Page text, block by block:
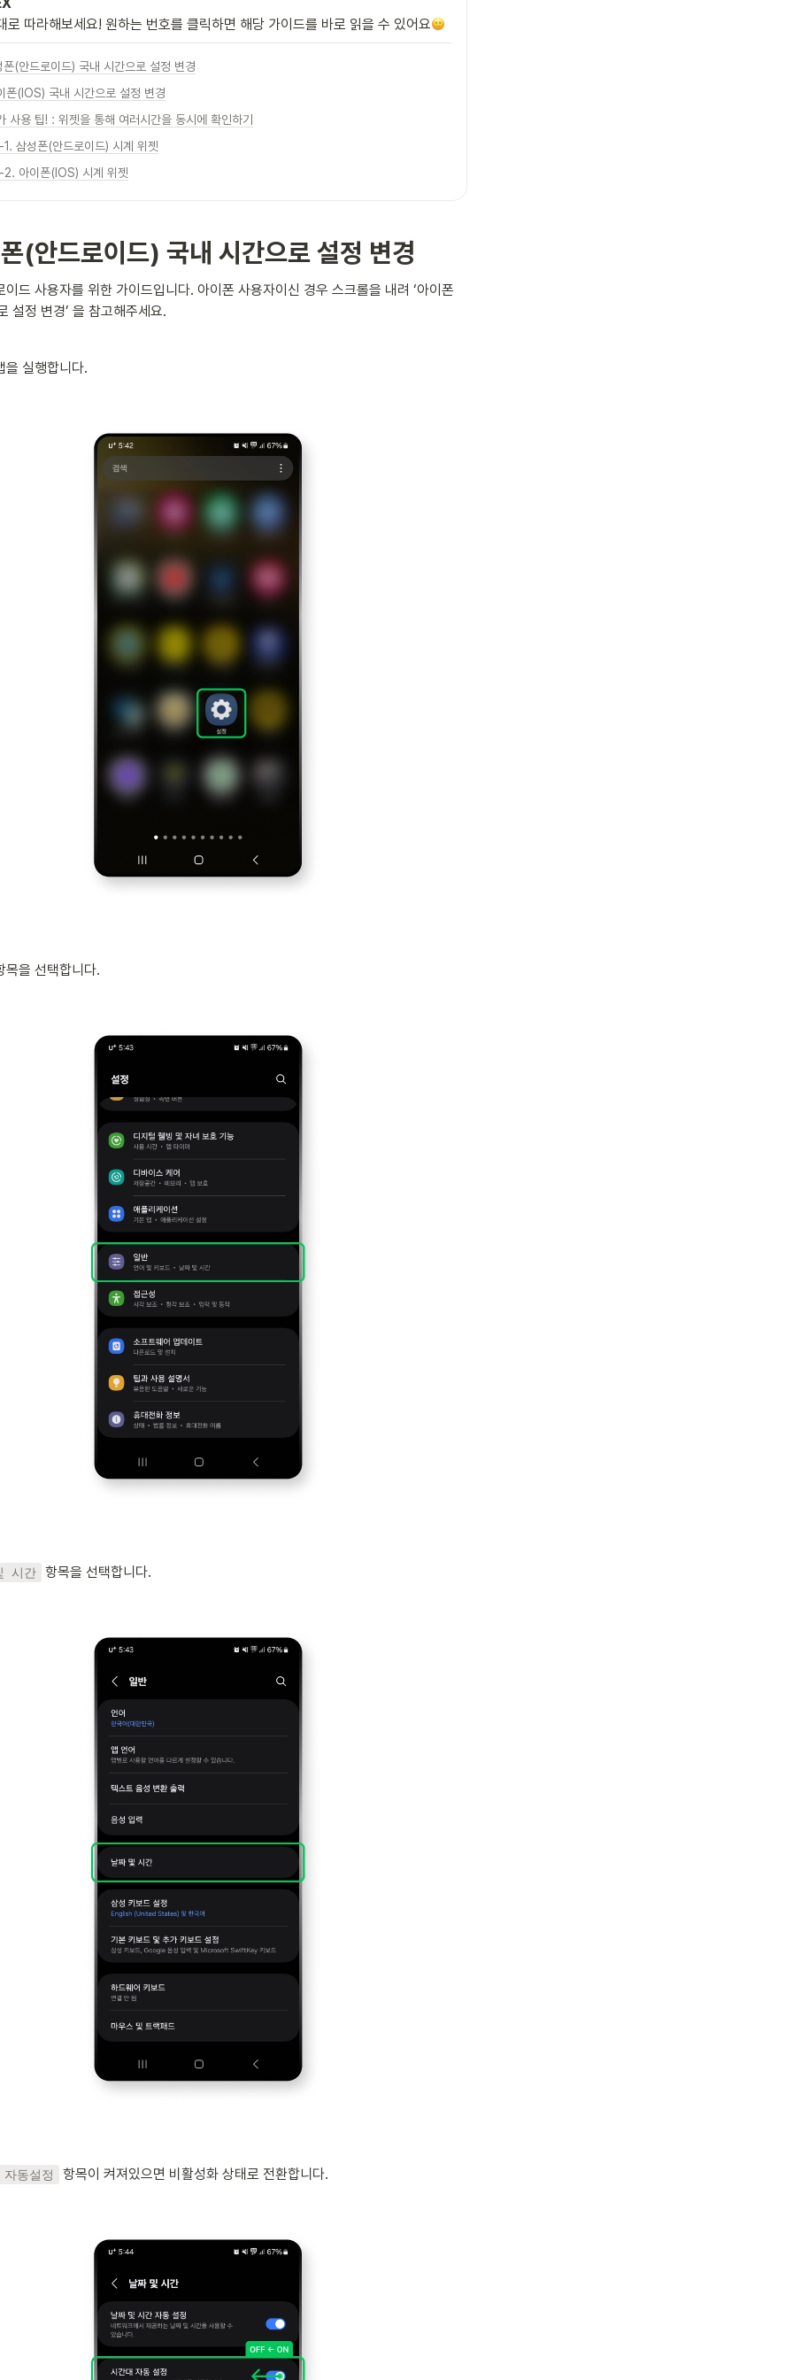
로 따라해보세요! 원하는 번호를 클릭하면 해당 가이드를 바로 읽을 수 있어요
폰(안드로이드) 국내 시간으로 설정 변경
폰(IOS) 국내 시간으로 설정 변경
사용 팁! : 위젯을 통해 여러시간을 동시에 확인하기
삼성폰(안드로이드) 시계 위젯
아이폰(IOS) 시계 위젯
(안드로이드) 국내 시간으로 설정 변경
이드 사용자를 위한 가이드입니다. 아이폰 사용자이신 경우 스크롤을 내려 ‘아이폰
설정 변경’ 을 참고해주세요.
을 실행합니다.
목을 선택합니다.
시간 항목을 선택합니다.
동설정 항목이 켜져있으면 비활성화 상태로 전환합니다.